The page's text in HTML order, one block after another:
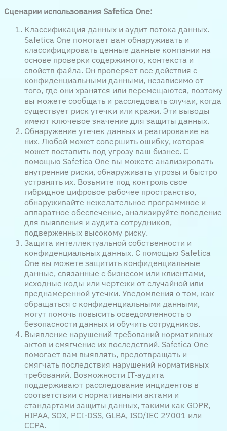
Сценарии использования Safetica One:
Классификация данных и аудит потока данных.
Safetica One помогает вам обнаруживать и
классифицировать ценные данные компании на
основе проверки содержимого, контекста и
свойств файла. Он проверяет все действия с
конфиденциальными данными, независимо от
того, где они хранятся или перемещаются, поэтому
вы можете сообщать и расследовать случаи, когда
существует риск утечки или кражи. Эти выводы
имеют ключевое значение для защиты данных.
Обнаружение утечек данных и реагирование на
них. Любой может совершить ошибку, которая
может поставить под угрозу ваш бизнес. С
помощью Safetica One вы можете анализировать
внутренние риски, обнаруживать угрозы и быстро
устранять их. Возьмите под контроль свое
гибридное цифровое рабочее пространство,
обнаруживайте нежелательное программное и
аппаратное обеспечение, анализируйте поведение
для выявления и аудита сотрудников,
подверженных высокому риску.
Защита интеллектуальной собственности и
конфиденциальных данных. С помощью Safetica
One вы можете защитить конфиденциальные
данные, связанные с бизнесом или клиентами,
исходные коды или чертежи от случайной или
преднамеренной утечки. Уведомления о том, как
обращаться с конфиденциальными данными,
могут помочь повысить осведомленность о
безопасности данных и обучить сотрудников.
Выявление нарушений требований нормативных
актов и смягчение их последствий. Safetica One
помогает вам выявлять, предотвращать и
смягчать последствия нарушений нормативных
требований. Возможности IT-аудита
поддерживают расследование инцидентов в
соответствии с нормативными актами и
стандартами защиты данных, такими как GDPR,
HIPAA, SOX, PCI-DSS, GLBA, ISO/IEC 27001 или
CCPA.